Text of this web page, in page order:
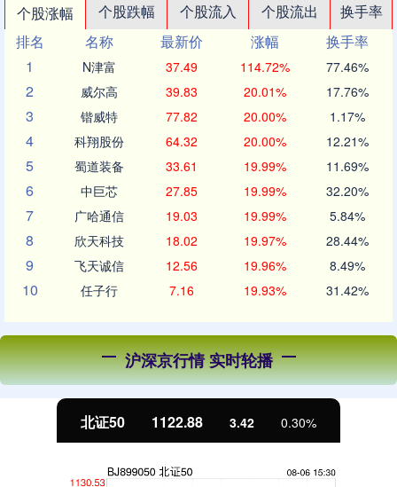
个股涨幅 个股跌幅 个股流入 个股流出
换手率
排名
名称 最新价 涨幅
换手率
1
N津富 37.49 114.72% 77.46%
2 威尔高 39.83 20.01% 17.76%
3 锴威特 77.82 20.00% 1.17%
4 科翔股份 64.32 20.00% 12.21%
5 蜀道装备 33.61 19.99% 11.69%
6 中巨芯 27.85 19.99% 32.20%
7 广哈通信 19.03 19.99% 5.84%
8 欣天科技 18.02 19.97% 28.44%
9 飞天诚信 12.56 19.96% 8.49%
10 任子行 7.16 19.93% 31.42%
沪深京行情 实时轮播
北证50 1122.88 3.42 0.30%